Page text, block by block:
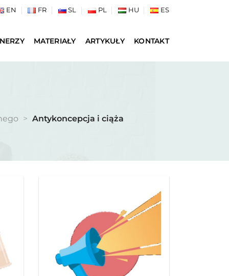
EN FR SL PL HU ES
MATERIAŁY ARTYKUŁY KONTAKT
> Antykoncepcja i ciąża